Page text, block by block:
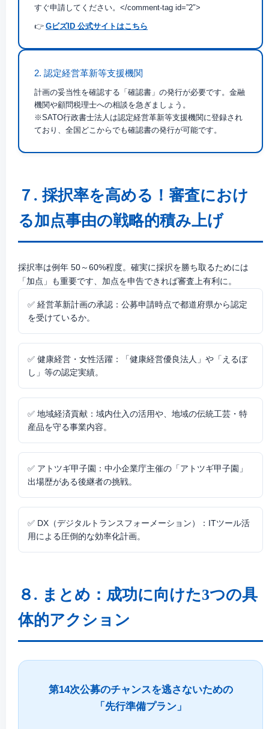
すぐ申請してください。</comment-tag id=”2″>
👉 GビズID 公式サイトはこちら
2. 認定経営革新等支援機関
計画の妥当性を確認する「確認書」の発行が必要です。金融
機関や顧問税理士への相談を急ぎましょう。
※SATO行政書士法人は認定経営革新等支援機関に登録され
ており、全国どこからでも確認書の発行が可能です。
７. 採択率を高める！審査におけ
る加点事由の戦略的積み上げ
採択率は例年 50～60%程度。確実に採択を勝ち取るためには
「加点」も重要です、加点を申告できれば審査上有利に。
✅ 経営革新計画の承認： 公募申請時点で都道府県から認定
を受けているか。
✅ 健康経営・女性活躍：
「健康経営優良法人」や「えるぼ
し」等の認定実績。
✅ 地域経済貢献： 域内仕入の活用や、地域の伝統工芸・特
産品を守る事業内容。
✅ アトツギ甲子園： 中小企業庁主催の「アトツギ甲子園」
出場歴がある後継者の挑戦。
✅ DX（デジタルトランスフォーメーション）： ITツール活
用による圧倒的な効率化計画。
８. まとめ：成功に向けた3つの具
体的アクション
第14次公募のチャンスを逃さないための
「先行準備プラン」